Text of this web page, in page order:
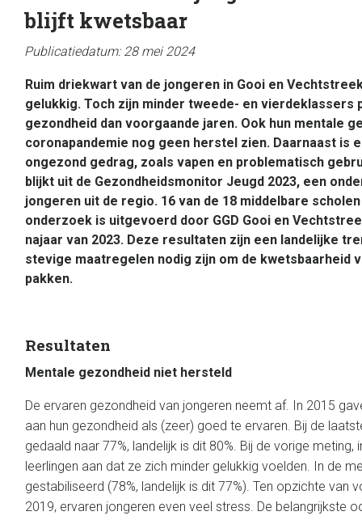
blijft kwetsbaar
Publicatiedatum: 28 mei 2024
Ruim driekwart van de jongeren in Gooi en
gelukkig. Toch zijn minder tweede- en vierdeklassers
gezondheid dan voorgaande jaren. Ook hun mentale
coronapandemie nog geen herstel zien. Daarnaast is
ongezond gedrag, zoals vapen en problematisch
blijkt uit de Gezondheidsmonitor Jeugd 2023, een
jongeren uit de regio. 16 van de 18 middelbare
onderzoek is uitgevoerd door GGD Gooi en
najaar van 2023. Deze resultaten zijn een landelijke
stevige maatregelen nodig zijn om de kwetsbaarheid
pakken.
Resultaten
Mentale gezondheid niet hersteld
De ervaren gezondheid van jongeren neemt af. In 2015
aan hun gezondheid als (zeer) goed te ervaren. Bij de
gedaald naar 77%, landelijk is dit 80%. Bij de vorige meting,
leerlingen aan dat ze zich minder gelukkig voelden. In de
gestabiliseerd (78%, landelijk is dit 77%). Ten opzichte van
2019, ervaren jongeren even veel stress. De belangrijkste